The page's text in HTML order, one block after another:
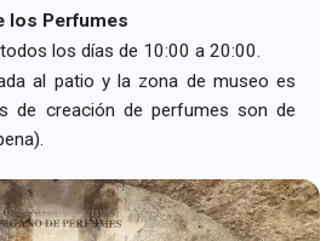
los Perfumes
los días de 10:00 a 20:00.
al patio y la zona de museo es
de creación de perfumes son de